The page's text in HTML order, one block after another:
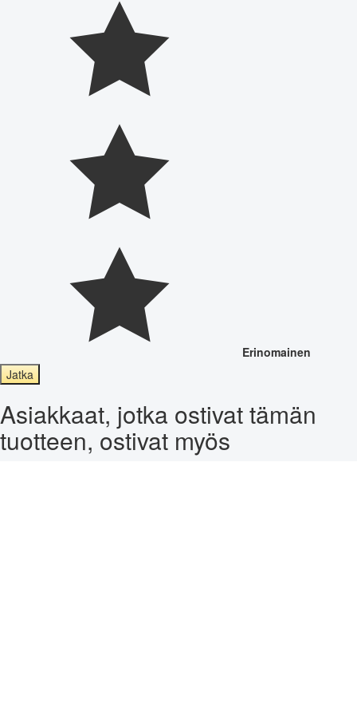
Erinomainen
Jatka
Asiakkaat, jotka ostivat tämän
tuotteen, ostivat myös